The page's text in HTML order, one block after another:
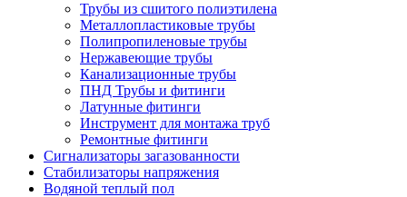
Трубы из сшитого полиэтилена
Металлопластиковые трубы
Полипропиленовые трубы
Нержавеющие трубы
Канализационные трубы
ПНД Трубы и фитинги
Латунные фитинги
Инструмент для монтажа труб
Ремонтные фитинги
Сигнализаторы загазованности
Стабилизаторы напряжения
Водяной теплый пол